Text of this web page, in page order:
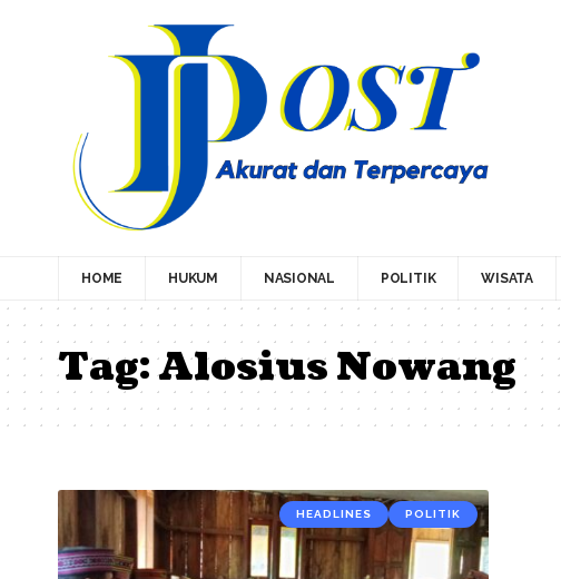
HOME HUKUM NASIONAL POLITIK WISATA
Tag:Alosius Nowang
HEADLINES POLITIK